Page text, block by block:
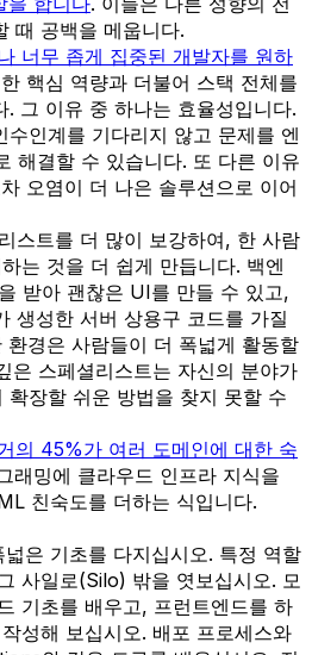
때 공백을 메웁니다.
너무 좁게 집중된 개발자를 원하
핵심 역량과 더불어 스택 전체를
. 그 이유 중 하나는 효율성입니다.
인계를 기다리지 않고 문제를 엔
해결할 수 있습니다. 또 다른 이유
오염이 더 나은 솔루션으로 이어
스트를 더 많이 보강하여, 한 사람
는 것을 더 쉽게 만듭니다. 백엔
받아 괜찮은 UI를 만들 수 있고,
생성한 서버 상용구 코드를 가질
경은 사람들이 더 폭넓게 활동할
은 스페셜리스트는 자신의 분야가
확장할 쉬운 방법을 찾지 못할 수
의 45%가 여러 도메인에 대한 숙
래밍에 클라우드 인프라 지식을
친숙도를 더하는 식입니다.
넓은 기초를 다지십시오. 특정 역할
사일로(Silo) 밖을 엿보십시오. 모
기초를 배우고, 프런트엔드를 하
성해 보십시오. 배포 프로세스와